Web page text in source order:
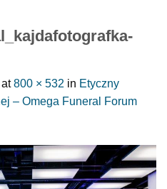
at800 × 532 in Etyczny
– Omega Funeral Forum